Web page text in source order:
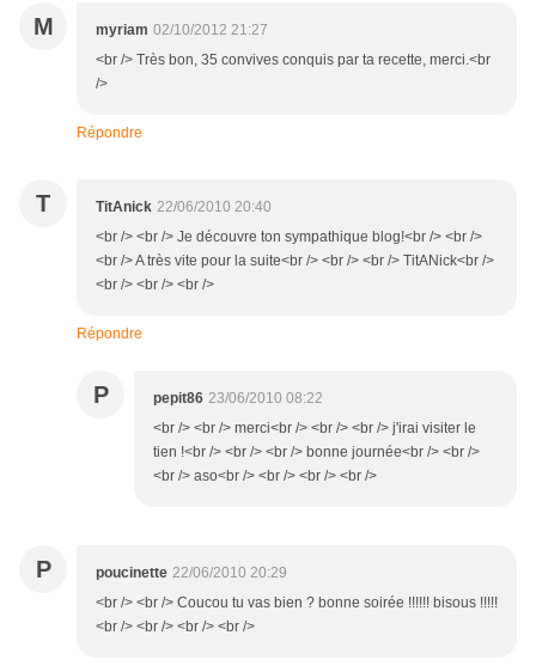
M myriam 02/10/2012 21:27
<br /> Très bon, 35 convives conquis par ta recette, merci.<br
/>
Répondre
T TitAnick 22/06/2010 20:40
<br /> <br /> Je découvre ton sympathique blog!<br /> <br />
<br /> A très vite pour la suite<br /> <br /> <br /> TitANick<br />
<br /> <br /> <br />
Répondre
P pepit86 23/06/2010 08:22
<br /> <br /> merci<br /> <br /> <br /> j'irai visiter le
tien !<br /> <br /> <br /> bonne journée<br /> <br />
<br /> aso<br /> <br /> <br /> <br />
P poucinette 22/06/2010 20:29
<br /> <br /> Coucou tu vas bien ? bonne soirée !!!!!! bisous !!!!!
<br /> <br /> <br /> <br />